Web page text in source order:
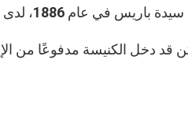
قد دخل الكنيسة مدفوعًا من